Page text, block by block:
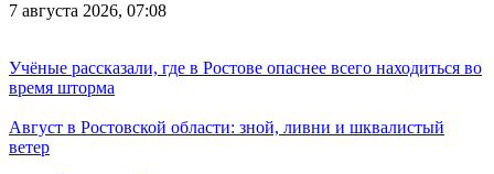
7 августа 2026, 07:08
Учёные рассказали, где в Ростове опаснее всего находиться во
время шторма
Август в Ростовской области: зной, ливни и шквалистый
ветер